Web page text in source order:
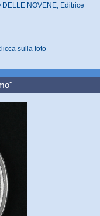
NOVENE, Editrice
sulla foto